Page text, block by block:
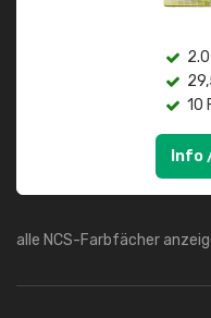
10
Info
alle NCS-Farbfächer